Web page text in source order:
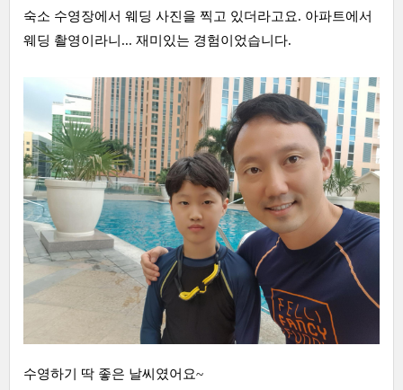
숙소 수영장에서 웨딩 사진을 찍고 있더라고요. 아파트에서
웨딩 촬영이라니... 재미있는 경험이었습니다.
수영하기 딱 좋은 날씨였어요~